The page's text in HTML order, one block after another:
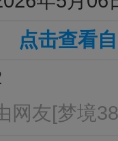
点击查看
网友[梦境